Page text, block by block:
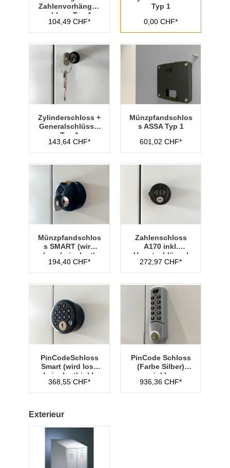
Zahlenvorhänges
chloss Typ 1
104,49 CHF*
Typ 1
0,00 CHF*
Zylinderschloss +
Generalschlüssel
Typ 1
143,64 CHF*
Münzpfandschlos
s ASSA Typ 1
601,02 CHF*
Münzpfandschlos
s SMART (wird
lose beigelegt)
194,40 CHF*
Zahlenschloss
A170 inkl.
Hauptschlüssel
Typ 1
272,97 CHF*
PinCodeSchloss
Smart (wird lose
beigelegt) inkl.
Managementschl
üssel
368,55 CHF*
PinCode Schloss
(Farbe Silber)
inkl.
Hauptschlüssel
Typ 1
936,36 CHF*
Exterieur